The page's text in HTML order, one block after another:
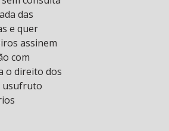
das
e quer
assinem
com
o direito dos
usufruto